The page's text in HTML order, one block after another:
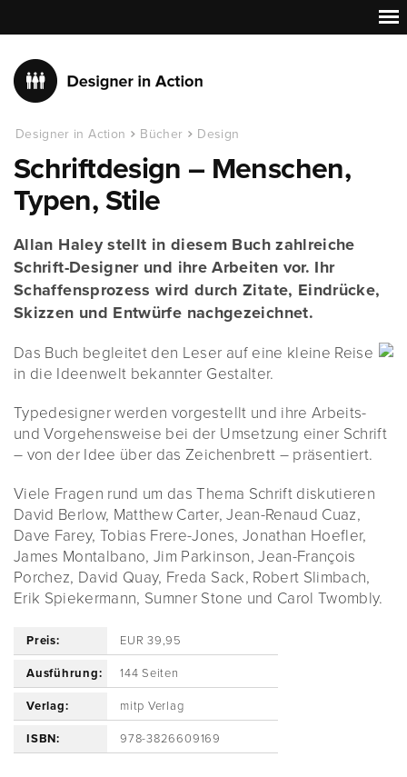
Designer in Action Bücher Design
Schriftdesign – Menschen,
Typen, Stile
Allan Haley stellt in diesem Buch zahlreiche
Schrift-Designer und ihre Arbeiten vor. Ihr
Schaffensprozess wird durch Zitate, Eindrücke,
Skizzen und Entwürfe nachgezeichnet.
Das Buch begleitet den Leser auf eine kleine Reise
in die Ideenwelt bekannter Gestalter.
Typedesigner werden vorgestellt und ihre Arbeits-
und Vorgehensweise bei der Umsetzung einer Schrift
– von der Idee über das Zeichenbrett – präsentiert.
Viele Fragen rund um das Thema Schrift diskutieren
David Berlow, Matthew Carter, Jean-Renaud Cuaz,
Dave Farey, Tobias Frere-Jones, Jonathan Hoefler,
James Montalbano, Jim Parkinson, Jean-François
Porchez, David Quay, Freda Sack, Robert Slimbach,
Erik Spiekermann, Sumner Stone und Carol Twombly.
Preis: EUR 39,95
Ausführung: 144 Seiten
Verlag: mitp Verlag
ISBN: 978-3826609169